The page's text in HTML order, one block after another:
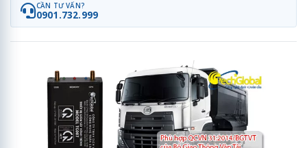
CẦN TƯ VẤN?
0901.732.999